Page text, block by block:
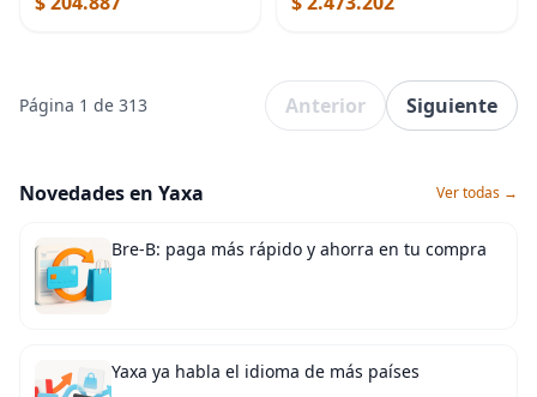
Página 1 de 313 Anterior Siguiente
Novedades en Yaxa Ver todas →
Bre-B: paga más rápido y ahorra en tu compra
Yaxa ya habla el idioma de más países